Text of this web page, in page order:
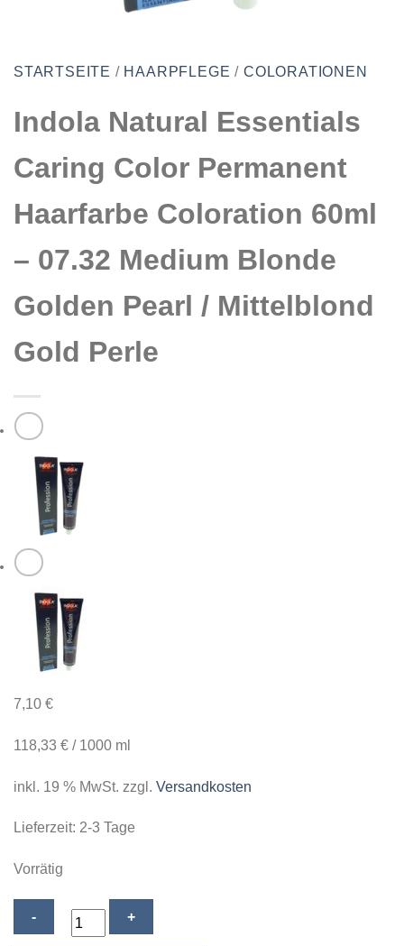
STARTSEITE / HAARPFLEGE / COLORATIONEN
Indola Natural Essentials
Caring Color Permanent
Haarfarbe Coloration 60ml
– 07.32 Medium Blonde
Golden Pearl / Mittelblond
Gold Perle
7,10 €
118,33 € / 1000 ml
inkl. 19 % MwSt. zzgl. Versandkosten
Lieferzeit: 2-3 Tage
Vorrätig
Indola
Natural